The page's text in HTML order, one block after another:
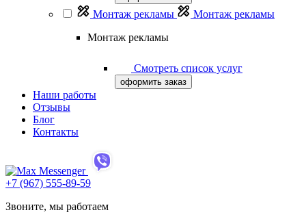
Монтаж рекламы
Монтаж рекламы
Монтаж рекламы
Смотреть список услуг
оформить заказ
Наши работы
Отзывы
Блог
Контакты
+7 (967) 555-89-59
Звоните, мы работаем